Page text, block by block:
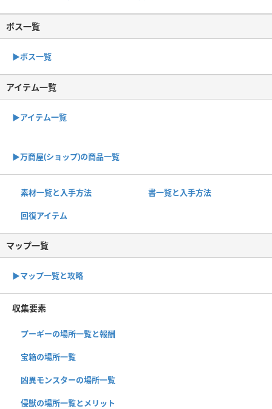
ボス一覧
▶︎ボス一覧
アイテム一覧
▶アイテム一覧
▶︎万商屋(ショップ)の商品一覧
素材一覧と入手方法 書一覧と入手方法
回復アイテム
マップ一覧
▶︎マップ一覧と攻略
収集要素
プーギーの場所一覧と報酬
宝箱の場所一覧
凶異モンスターの場所一覧
侵獣の場所一覧とメリット